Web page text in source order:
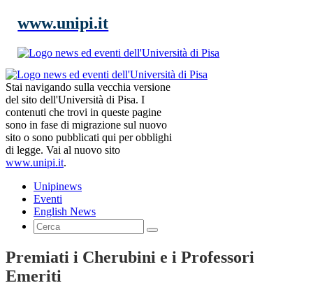
www.unipi.it
Stai navigando sulla vecchia versione
del sito dell'Università di Pisa. I
contenuti che trovi in queste pagine
sono in fase di migrazione sul nuovo
sito o sono pubblicati qui per obblighi
di legge. Vai al nuovo sito
www.unipi.it.
Unipinews
Eventi
English News
Premiati i Cherubini e i Professori
Emeriti